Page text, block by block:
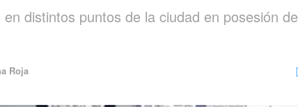
distintos puntos de la ciudad en posesión de
Roja